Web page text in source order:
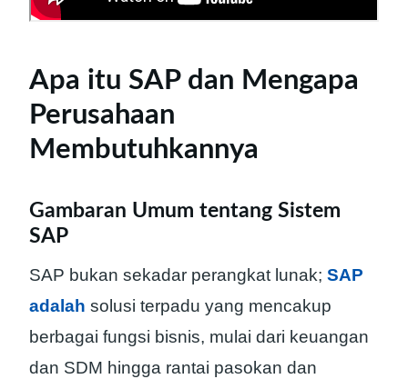
Apa itu SAP dan Mengapa
Perusahaan
Membutuhkannya
Gambaran Umum tentang Sistem
SAP
SAP bukan sekadar perangkat lunak; SAP
adalah solusi terpadu yang mencakup
berbagai fungsi bisnis, mulai dari keuangan
dan SDM hingga rantai pasokan dan